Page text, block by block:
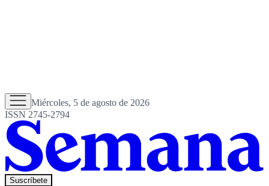
Miércoles, 5 de agosto de 2026
ISSN 2745-2794
Suscríbete